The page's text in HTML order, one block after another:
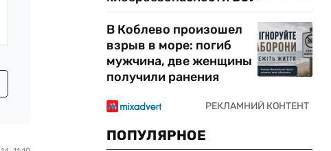
В Коблево произошел
взрыв в море: погиб
мужчина, две женщины
получили ранения
ПОПУЛЯРНОЕ